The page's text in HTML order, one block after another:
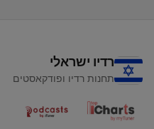
רדיו ישראלי
תחנות רדיו ופודקאסטים